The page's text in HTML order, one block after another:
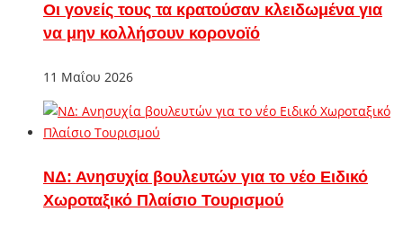
Οι γονείς τους τα κρατούσαν κλειδωμένα για
να μην κολλήσουν κορονοϊό
11 Μαΐου 2026
ΝΔ: Ανησυχία βουλευτών για το νέο Ειδικό
Χωροταξικό Πλαίσιο Τουρισμού